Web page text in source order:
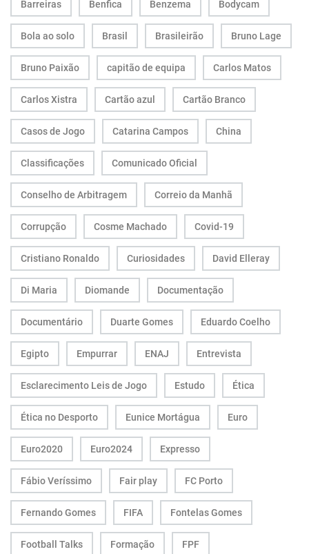
Barreiras Benfica Benzema Bodycam
Bola ao solo Brasil Brasileirão Bruno Lage
Bruno Paixão capitão de equipa Carlos Matos
Carlos Xistra Cartão azul Cartão Branco
Casos de Jogo Catarina Campos China
Classificações Comunicado Oficial
Conselho de Arbitragem Correio da Manhã
Corrupção Cosme Machado Covid-19
Cristiano Ronaldo Curiosidades David Elleray
Di Maria Diomande Documentação
Documentário Duarte Gomes Eduardo Coelho
Egipto Empurrar ENAJ Entrevista
Esclarecimento Leis de Jogo Estudo Ética
Ética no Desporto Eunice Mortágua Euro
Euro2020 Euro2024 Expresso
Fábio Veríssimo Fair play FC Porto
Fernando Gomes FIFA Fontelas Gomes
Football Talks Formação FPF